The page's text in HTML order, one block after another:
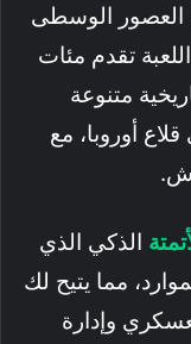
العصور الوسطى
تقدم مئات
متنوعة
أوروبا، مع
الذكي الذي
مما يتيح لك
وإدارة